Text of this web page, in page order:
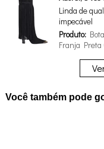
Linda de
impecável
Produto:
Franja Preta
Você também pode